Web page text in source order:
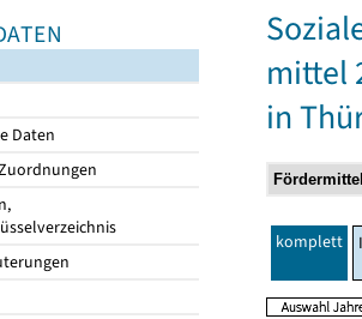
Daten
mittel
in
komplett